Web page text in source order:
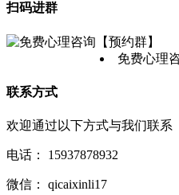
扫码进群
免费心理
联系方式
欢迎通过以下方式与我们联系
电话： 15937878932
微信： qicaixinli17